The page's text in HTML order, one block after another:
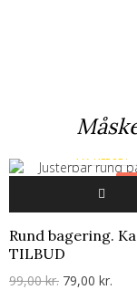
PÅ TILBUD!
Rund bagering.
TILBUD
99,00 kr. 79,00 kr.